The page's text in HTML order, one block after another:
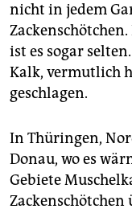
nicht in jedem
ist es sogar
Kalk, vermutlich
geschlagen.
In Thüringen,
Donau, wo es
Gebiete